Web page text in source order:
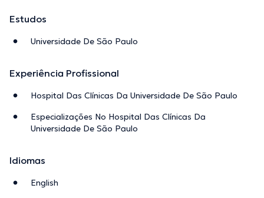
Estudos
Universidade De São Paulo
Experiência Profissional
Hospital Das Clínicas Da Universidade De São Paulo
Especializações No Hospital Das Clínicas Da
Universidade De São Paulo
Idiomas
English